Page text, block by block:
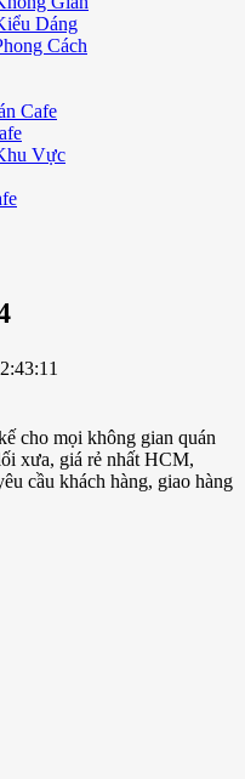
Dáng
Cách
Cafe
Vực
cho mọi không gian quán
xưa, giá rẻ nhất HCM,
cầu khách hàng, giao hàng